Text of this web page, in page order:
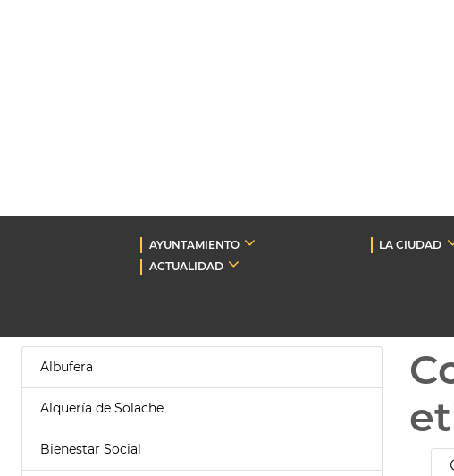
AYUNTAMIENTO LA CIUDAD
ACTUALIDAD
Albufera
Alquería de Solache
Bienestar Social